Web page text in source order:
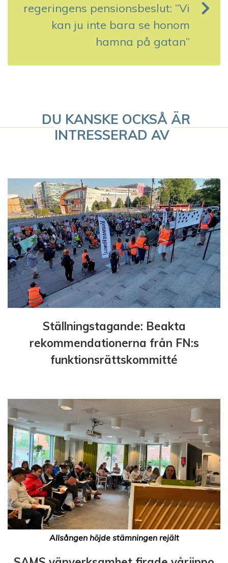
g
i
g
regeringens pensionsbeslut: ”Vi
kan ju inte bara se honom
hamna på gatan”
DU KANSKE OCKSÅ ÄR
INTRESSERAD AV
Ställningstagande: Beakta
rekommendationerna från FN:s
funktionsrättskommitté
Allsången höjde stämningen rejält